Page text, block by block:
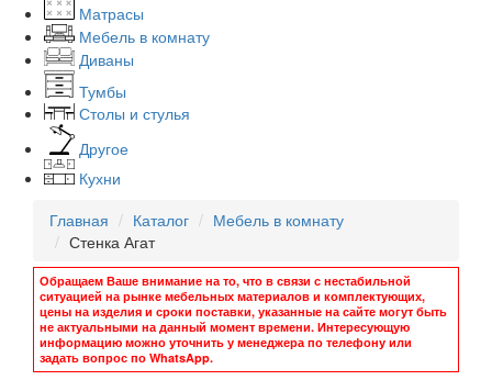
Матрасы
Мебель в комнату
Диваны
Тумбы
Столы и стулья
Другое
Кухни
Главная
Каталог
Мебель в комнату
Стенка Агат
Обращаем Ваше внимание на то, что в связи с нестабильной
ситуацией на рынке мебельных материалов и комплектующих,
цены на изделия и сроки поставки, указанные на сайте могут быть
не актуальными на данный момент времени. Интересующую
информацию можно уточнить у менеджера по телефону или
задать вопрос по WhatsApp.